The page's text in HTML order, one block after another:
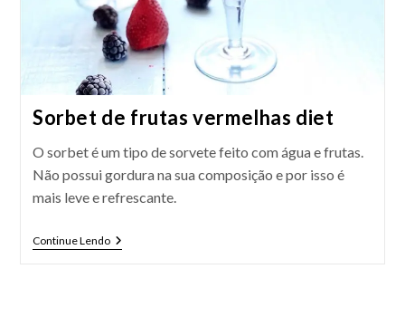
Sorbet de frutas vermelhas diet
O sorbet é um tipo de sorvete feito com água e frutas.
Não possui gordura na sua composição e por isso é
mais leve e refrescante.
Continue LendoSorbet
De